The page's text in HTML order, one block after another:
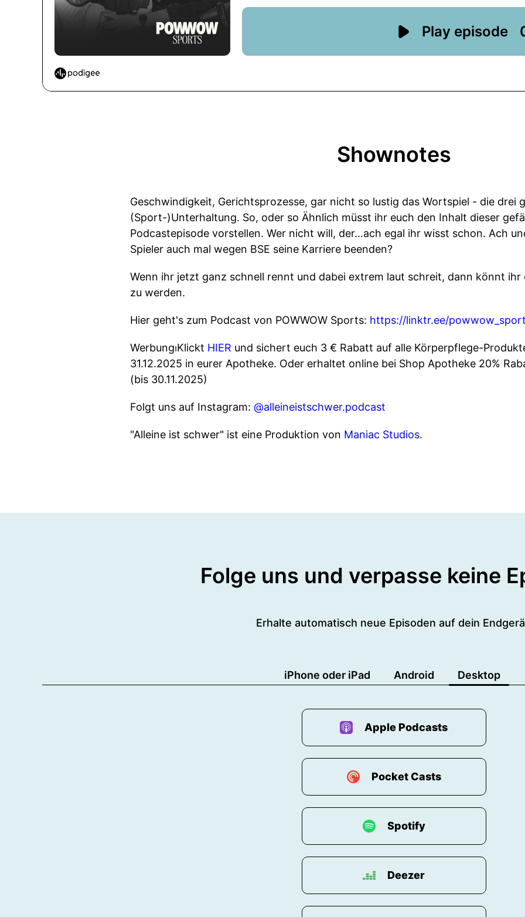
Shownotes
Geschwindigkeit, Gerichtsprozesse, gar nicht so lustig das Wortspiel - die drei
(Sport-)Unterhaltung. So, oder so Ähnlich müsst ihr euch den Inhalt dieser
Podcastepisode vorstellen. Wer nicht will, der…ach egal ihr wisst schon. Ach
Spieler auch mal wegen BSE seine Karriere beenden?
Wenn ihr jetzt ganz schnell rennt und dabei extrem laut schreit, dann könnt
zu werden.
Hier geht's zum Podcast von POWWOW Sports: https://linktr.ee/
Werbung⏐Klickt HIER und sichert euch 3 € Rabatt auf alle Körperpflege-
31.12.2025 in eurer Apotheke. Oder erhaltet online bei Shop Apotheke 20%
(bis 30.11.2025)
Folgt uns auf Instagram: @alleineistschwer.podcast
"Alleine ist schwer" ist eine Produktion von Maniac Studios.
Folge uns und verpasse keine
Erhalte automatisch neue Episoden auf dein
iPhone oder iPad Android Desktop
Apple Podcasts
Pocket Casts
Spotify
Deezer